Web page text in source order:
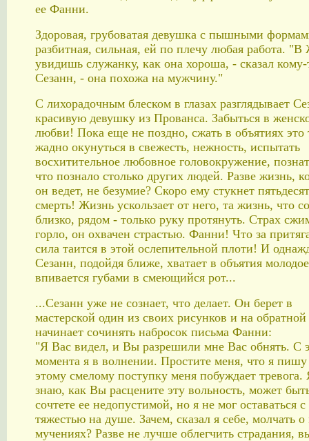
ее Фанни.
Здоровая, грубоватая девушка с пышными
разбитная, сильная, ей по плечу любая работа.
увидишь служанку, как она хороша, - сказал кому-
Сезанн, - она похожа на мужчину."
С лихорадочным блеском в глазах разглядывает
красивую девушку из Прованса. Забыться в
любви! Пока еще не поздно, сжать в объятиях это
жадно окунуться в свежесть, нежность, испытать
восхитительное любовное головокружение,
что познало столько других людей. Разве жизнь,
он ведет, не безумие? Скоро ему стукнет
смерть! Жизнь ускользает от него, та жизнь, что
близко, рядом - только руку протянуть. Страх
горло, он охвачен страстью. Фанни! Что за
сила таится в этой ослепительной плоти! И
Сезанн, подойдя ближе, хватает в объятия
впивается губами в смеющийся рот...
...Сезанн уже не сознает, что делает. Он берет в
мастерской один из своих рисунков и на обратной
начинает сочинять набросок письма Фанни:
"Я Вас видел, и Вы разрешили мне Вас обнять. С
момента я в волнении. Простите меня, что я
этому смелому поступку меня побуждает тревога.
знаю, как Вы расцените эту вольность, может
сочтете ее недопустимой, но я не мог оставаться с
тяжестью на душе. Зачем, сказал я себе, молчать
мучениях? Разве не лучше облегчить страдания,